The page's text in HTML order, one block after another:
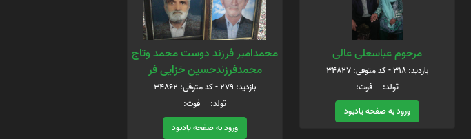
مرحوم عباسعلی عالی
بازدید: 318 - کد متوفی: 34827
تولد: فوت:
ورود به صفحه یادبود
محمدامیر فرزند دوست محمد وتاج
محمدفرزندحسین خزایی فر
بازدید: 279 - کد متوفی: 34862
تولد: فوت:
ورود به صفحه یادبود